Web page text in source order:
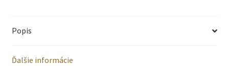
Popis
Ďalšie informácie